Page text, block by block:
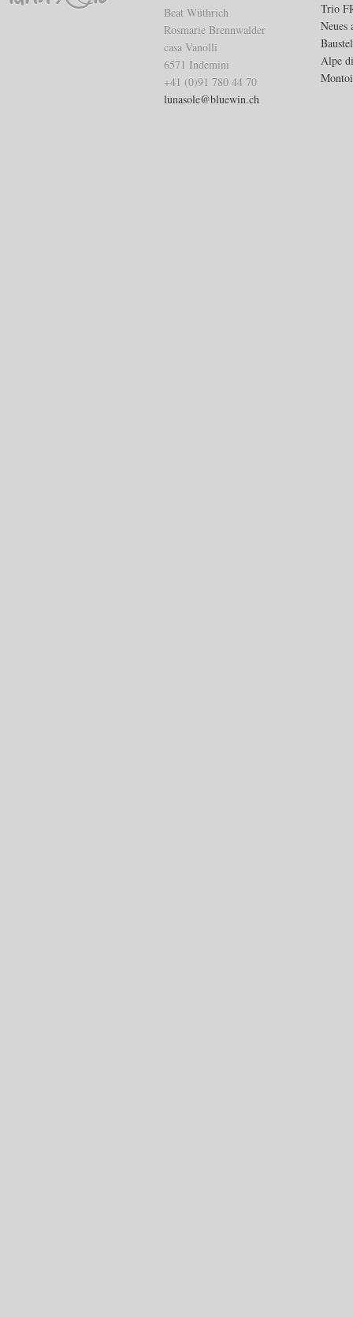
Beat Wüthrich
Rosmarie Brennwalder
casa Vanolli
6571 Indemini
+41 (0)91 780 44 70
lunasole@bluewin.ch
Trio
Neues
Alpe